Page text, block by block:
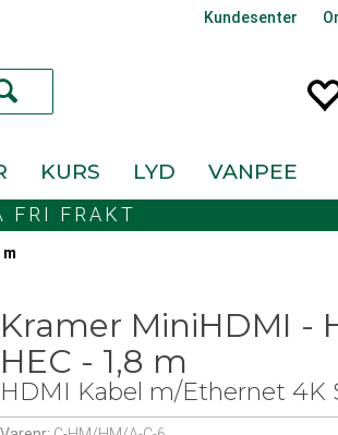
Kundesenter
KURS LYD VANPEE
FRI FRAKT
m
Kramer MiniHDMI -
HEC - 1,8 m
HDMI Kabel m/Ethernet 4K